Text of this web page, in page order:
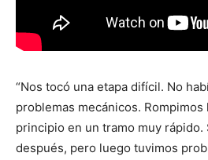
“Nos tocó una etapa difícil. No
problemas mecánicos. Rompimos
principio en un tramo muy
después, pero luego tuvimos